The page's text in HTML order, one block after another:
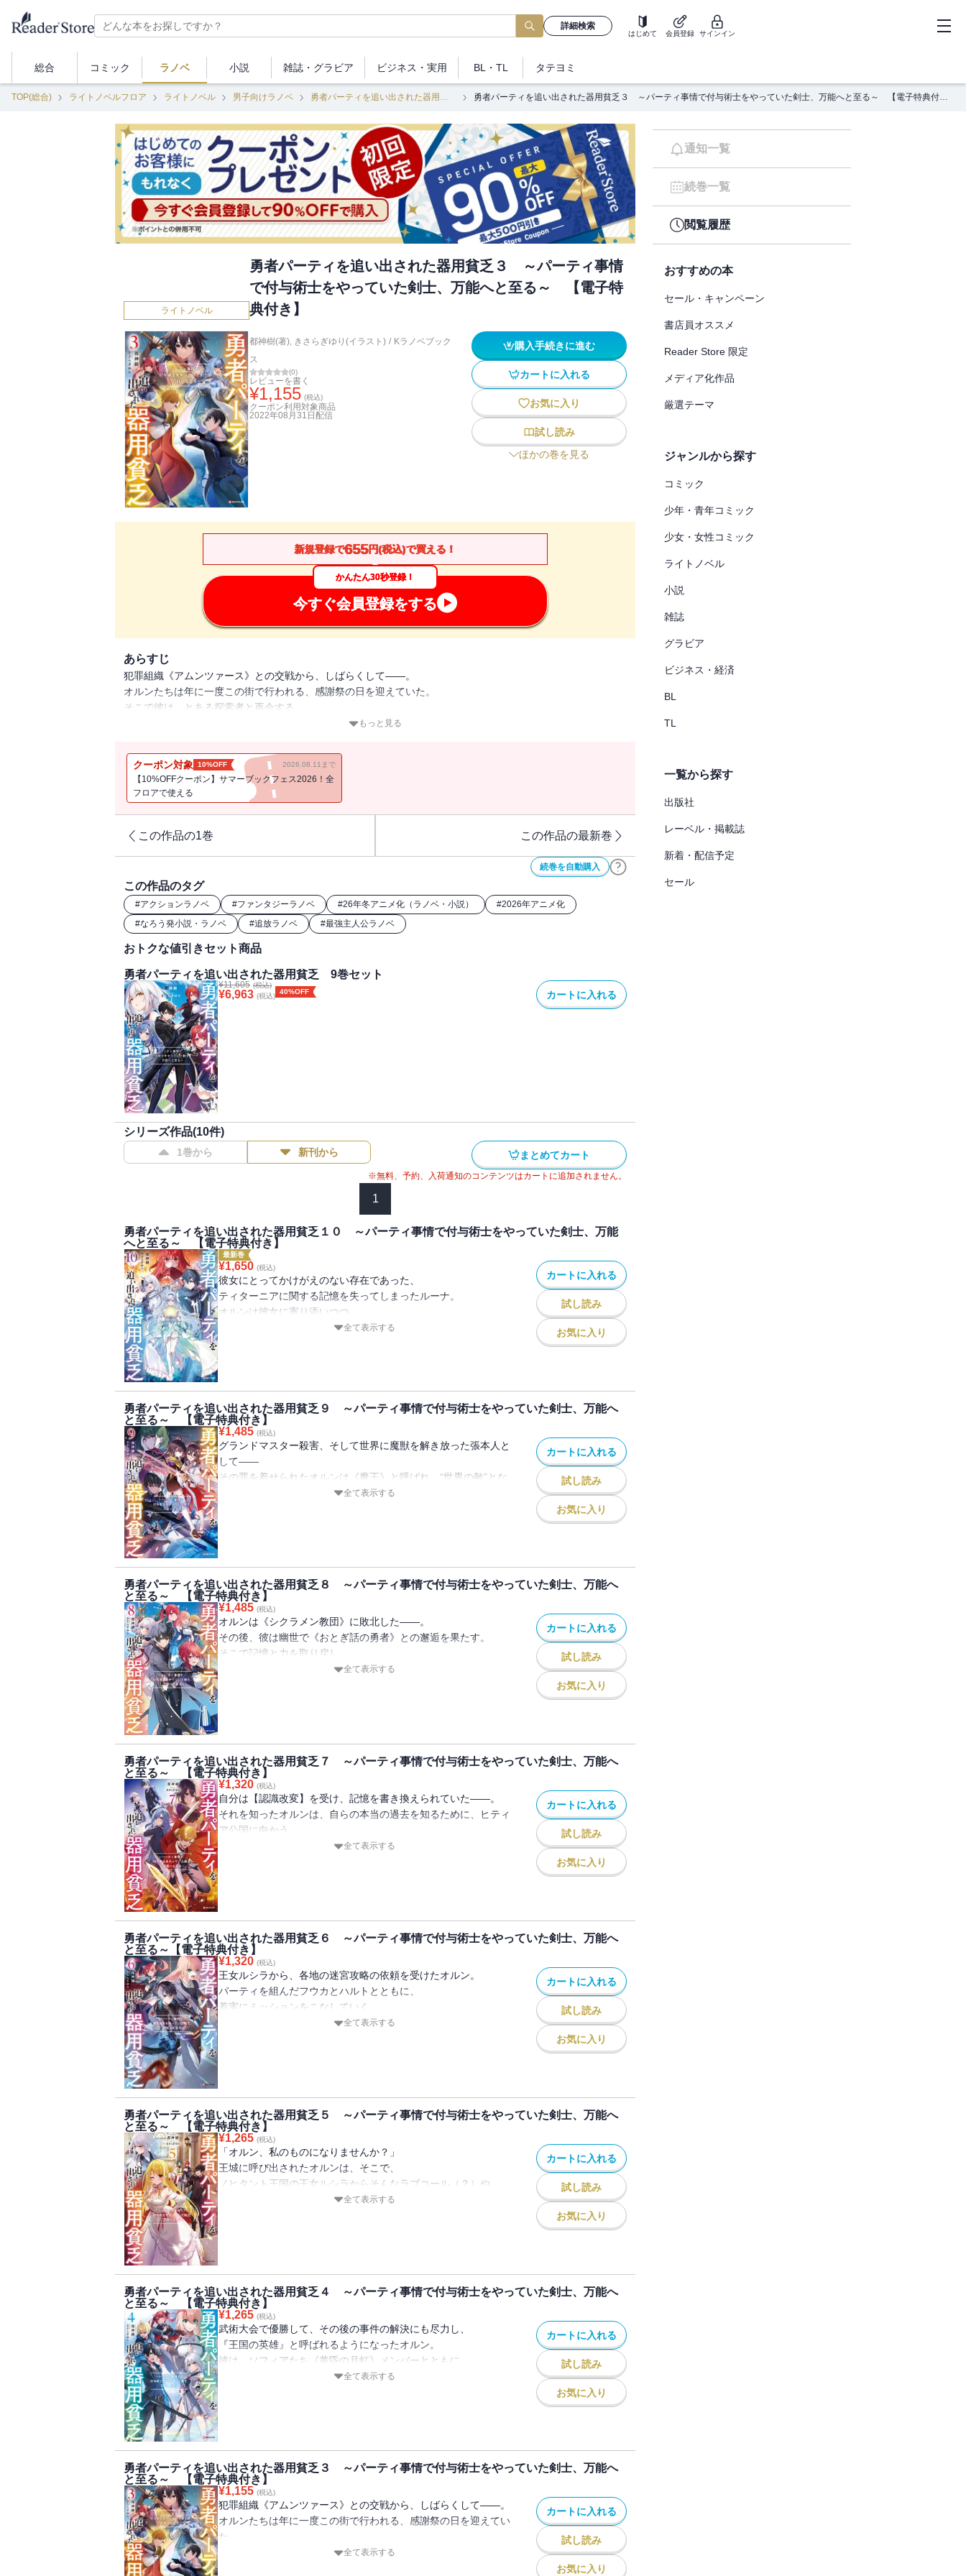
詳細検索
はじめて 会員登録 サインイン
総合 コミック ラノベ 小説 雑誌・ グラビア ビジネス ・実用 BL・TL タテヨミ
TOP(総合) ライトノベルフロア ライトノベル 男子向けラノベ 勇者パーティを追い出された器用貧乏 勇者パーティを追い出された器用貧乏３ ～パーティ事情で付与術士をやっていた剣士、万能へと至る～ 【電子特典付き】
ライトノベル
勇者パーティを追い出された器用貧乏３ ～パーティ事情
で付与術士をやっていた剣士、万能へと至る～ 【電子特
典付き】
都神樹(著), きさらぎゆり(イラスト) / Kラノベブック
ス
(0)
レビューを書く
¥1,155 (税込)
クーポン利用対象商品
2022年08月31日 配信
購入手続きに進む
カートに入れる
お気に入り
試し読み
ほかの巻を見る
新規登録で655円(税込)で買える！
かんたん30秒登録！
今すぐ会員登録をする
あらすじ
犯罪組織《アムンツァース》との交戦から、しばらくして――。
オルンたちは年に一度この街で行われる、感謝祭の日を迎えていた。
そこで彼は、とある探索者と再会する。
Ｓランクパーティのエースの探索者だ。
そして、感謝祭のクライマックスで行われる武術大会では、
オルンが順当に勝ち上がれば、彼女と戦うことになる。
さらに、決勝では、オルンにとって因縁の相手――
彼を追放した勇者パーティのリーダーの、
オリヴァーと戦うことになるが……!?
もっと見る
クーポン対象 10%OFF 2026.08.11まで
【10%OFFクーポン】サマーブックフェス2026！全
フロアで使える
この作品の1巻 この作品の最新巻
続巻を自動購入
この作品のタグ
#アクションラノベ #ファンタジーラノベ #26年冬アニメ化（ラノベ・小説） #2026年アニメ化
#なろう発小説・ラノベ #追放ラノベ #最強主人公ラノベ
おトクな値引きセット商品
勇者パーティを追い出された器用貧乏 9巻セット
¥11,605 (税込)
¥6,963 (税込)
40%OFF カートに入れる
シリーズ作品(10件)
1巻から 新刊から まとめてカート
※無料、予約、入荷通知のコンテンツはカートに追加されません。
1
勇者パーティを追い出された器用貧乏１０ ～パーティ事情で付与術士をやっていた剣士、万能
へと至る～ 【電子特典付き】
最新巻
¥1,650 (税込)
彼女にとってかけがえのない存在であった、
ティターニアに関する記憶を失ってしまったルーナ。
オルンは彼女に寄り添いつつ、
自らの最終目的である“外の世界に行く”ため、
彼女の最期の願い――ルーナにもう一度逢うこと――を、
叶えるために動き出す。
だが、そのためにはルーナが、外の世界にも適応しうる、
“超越者”と呼ばれる存在へと至る必要があり……!?
「小説家になろう」発の人気ファンタジー、待望の第十巻！
ＴＶアニメ２期制作決定！ コミカライズも好評連載中！
全て表示する
カートに入れる
試し読み
お気に入り
勇者パーティを追い出された器用貧乏９ ～パーティ事情で付与術士をやっていた剣士、万能へ
と至る～ 【電子特典付き】
¥1,485 (税込)
グランドマスター殺害、そして世界に魔獣を解き放った張本人と
して――
その罪を着せられたオルンは《魔王》と呼ばれ、“世界の敵”とな
フウカはそこで、これまで踏み出せずにいた一歩を、自らの意志
で歩み出す――。
「大丈夫。私は――《魔王の剣》だから」
「小説家になろう」発の人気ファンタジー、待望の第九巻！
アニメ化決定！ コミカライズも好評連載中！
全て表示する
カートに入れる
試し読み
お気に入り
勇者パーティを追い出された器用貧乏８ ～パーティ事情で付与術士をやっていた剣士、万能へ
と至る～ 【電子特典付き】
¥1,485 (税込)
オルンは《シクラメン教団》に敗北した――。
その後、彼は幽世で《おとぎ話の勇者》との邂逅を果たす。
そこで記憶と力を取り戻し、
世界の時間の巻き戻りによって“二度目の今日”へと戻ったオル
「――俺は今日を以て《夜天の銀兎》を脱退する」
訪れる、仲間たちとの決別の時。
そして、世界の秩序を揺るがす新たな動乱の幕が上がる――！
「小説家になろう」発の人気ファンタジー、待望の第八巻！
コミカライズも好評連載中！
※電子版には特典として、都神樹先生書き下ろしSSが収録され
全て表示する
カートに入れる
試し読み
お気に入り
勇者パーティを追い出された器用貧乏７ ～パーティ事情で付与術士をやっていた剣士、万能へ
と至る～ 【電子特典付き】
¥1,320 (税込)
自分は【認識改変】を受け、記憶を書き換えられていた――。
それを知ったオルンは、自らの本当の過去を知るために、ヒティ
ア公国に向かう。
一方で、《シクラメン教団》が本格的に動き始めていた。
圧倒的な力の前に、蹂躙されていく仲間たち。
慟哭の果てにオルンが見るのは、絶望か、それとも――。
「小説家になろう」発の人気ファンタジー、待望の第七巻！
コミカライズも好評連載中！
※電子版には特典として、都神樹先生書き下ろしSSが収録され
全て表示する
カートに入れる
試し読み
お気に入り
勇者パーティを追い出された器用貧乏６ ～パーティ事情で付与術士をやっていた剣士、万能へ
と至る～【電子特典付き】
¥1,320 (税込)
王女ルシラから、各地の迷宮攻略の依頼を受けたオルン。
パーティを組んだフウカとハルトとともに、
着実にミッションをこなしていく。
そんな中、ソフィアが強制的に実家に連れ戻されてしまう。
《シクラメン教団》の存在があるようで――!?
「だからソフィー、お前の“本音”を聞かせてくれ」
「小説家になろう」発の人気ファンタジー、待望の第六巻！
コミカライズも好評連載中！
※電子版には特典として、都神樹先生書き下ろしSSときさらぎ
ゆり先生描き下ろしイラストが収録されています。
全て表示する
カートに入れる
試し読み
お気に入り
勇者パーティを追い出された器用貧乏５ ～パーティ事情で付与術士をやっていた剣士、万能へ
と至る～ 【電子特典付き】
¥1,265 (税込)
「オルン、私のものになりませんか？」
王城に呼び出されたオルンは、そこで、
ノヒタント王国の王女ルシラからそんなラブコール（？）や、
中央軍からの勧誘を受けたりしつつ――。
る。
それは、ノヒタント王国とサウベル帝国の首脳会談において、
帝国側の武力行使により、
国王をはじめ王国の首脳陣が壊滅したというもので――。
「小説家になろう」発の人気ファンタジー、待望の第五巻！
コミカライズも好評連載中！
全て表示する
カートに入れる
試し読み
お気に入り
勇者パーティを追い出された器用貧乏４ ～パーティ事情で付与術士をやっていた剣士、万能へ
と至る～ 【電子特典付き】
¥1,265 (税込)
武術大会で優勝して、その後の事件の解決にも尽力し、
『王国の英雄』と呼ばれるようになったオルン。
彼は、ソフィアたち《黄昏の月虹》メンバーとともに、
レグリフ領に新たに出現した迷宮の調査に向かうことになる。
世界最強の探索者とも評されている、サウベル帝国皇太子、
《英雄》フェリクス・ルーツ・クロイツァーで――。
「小説家になろう」発の人気ファンタジー、待望の第四巻！
コミカライズも好評連載中！
※電子書籍には特典として、都神樹先生書き下ろしSSが収録さ
全て表示する
カートに入れる
試し読み
お気に入り
勇者パーティを追い出された器用貧乏３ ～パーティ事情で付与術士をやっていた剣士、万能へ
と至る～ 【電子特典付き】
¥1,155 (税込)
犯罪組織《アムンツァース》との交戦から、しばらくして――。
オルンたちは年に一度この街で行われる、感謝祭の日を迎えてい
た。
そこで彼は、とある探索者と再会する。
全て表示する
カートに入れる
試し読み
お気に入り
通知一覧
続巻一覧
閲覧履歴
おすすめの本
セール・キャンペーン
書店員オススメ
Reader Store 限定
メディア化作品
厳選テーマ
ジャンルから探す
コミック
少年・青年コミック
少女・女性コミック
ライトノベル
小説
雑誌
グラビア
ビジネス・経済
BL
TL
一覧から探す
出版社
レーベル・掲載誌
新着・配信予定
セール